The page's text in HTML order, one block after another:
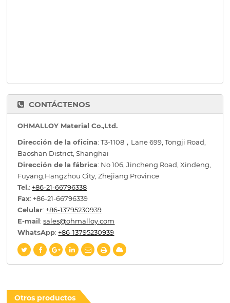
CONTÁCTENOS
OHMALLOY Material Co.,Ltd.
Dirección de la oficina: T3-1108，Lane 699, Tongji Road,
Baoshan District, Shanghai
Dirección de la fábrica: No 106, Jincheng Road, Xindeng,
Fuyang,Hangzhou City, Zhejiang Province
Tel.: +86-21-66796338
Fax: +86-21-66796339
Celular: +86-13795230939
E-mail:sales@ohmalloy.com
WhatsApp: +86-13795230939
Otros productos